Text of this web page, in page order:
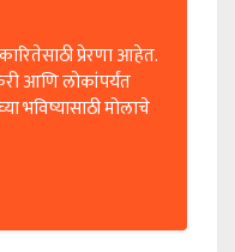
प्रेरणा आहेत.
आणि लोकांपर्यंत
भविष्यासाठी मोलाचे